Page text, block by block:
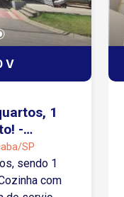
V
1
-
SP